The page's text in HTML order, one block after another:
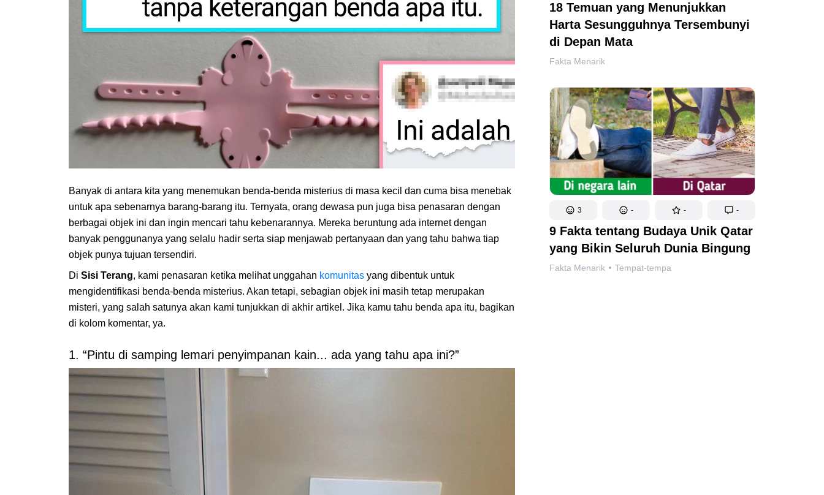
18 Temuan yang Menunjukkan
Harta Sesungguhnya Tersembunyi
di Depan Mata
Fakta Menarik
3 - - -
9 Fakta tentang Budaya Unik Qatar
yang Bikin Seluruh Dunia Bingung
Fakta Menarik Tempat-tempa
Banyak di antara kita yang menemukan benda-benda misterius di masa kecil dan cuma bisa menebak
untuk apa sebenarnya barang-barang itu. Ternyata, orang dewasa pun juga bisa penasaran dengan
berbagai objek ini dan ingin mencari tahu kebenarannya. Mereka beruntung ada internet dengan
banyak penggunanya yang selalu hadir serta siap menjawab pertanyaan dan yang tahu bahwa tiap
objek punya tujuan tersendiri.
Di Sisi Terang, kami penasaran ketika melihat unggahan komunitas yang dibentuk untuk
mengidentifikasi benda-benda misterius. Akan tetapi, sebagian objek ini masih tetap merupakan
misteri, yang salah satunya akan kami tunjukkan di akhir artikel. Jika kamu tahu benda apa itu, bagikan
di kolom komentar, ya.
1. “Pintu di samping lemari penyimpanan kain... ada yang tahu apa ini?”